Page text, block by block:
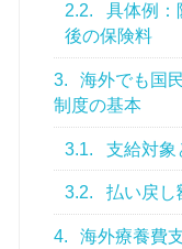
2.2.
具体例：
後の保険料
3.
海外でも国
制度の基本
3.1. 支給対象
3.2. 払い戻し
4.
海外療養費